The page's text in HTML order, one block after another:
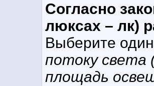
Согласно
люксах – лк)
Выберите
потоку света
площадь